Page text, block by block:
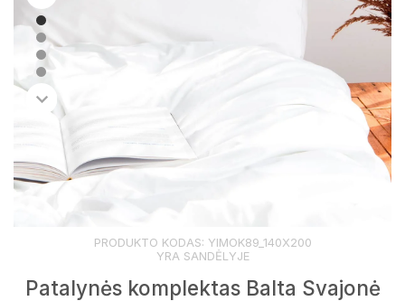
PRODUKTO KODAS: YIMOK89_140X200
YRA SANDĖLYJE
Patalynės komplektas Balta Svajonė